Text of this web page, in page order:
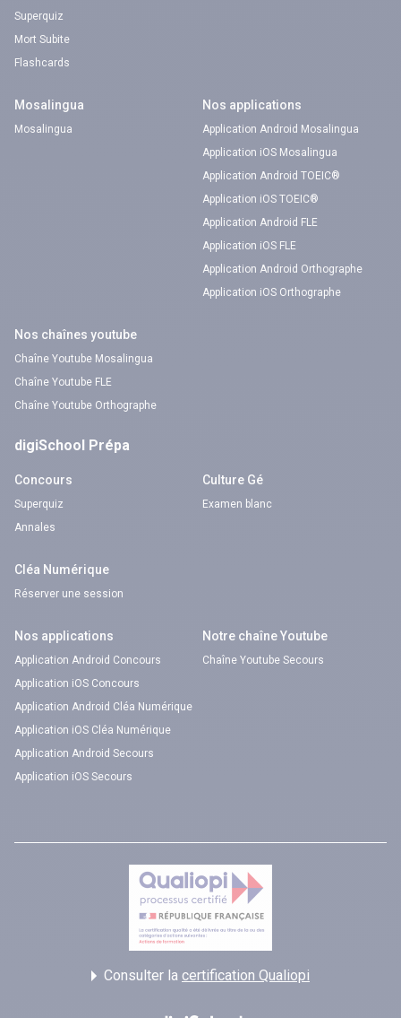
Superquiz
Mort Subite
Flashcards
Mosalingua
Mosalingua
Nos applications
Application Android Mosalingua
Application iOS Mosalingua
Application Android TOEIC®
Application iOS TOEIC®
Application Android FLE
Application iOS FLE
Application Android Orthographe
Application iOS Orthographe
Nos chaînes youtube
Chaîne Youtube Mosalingua
Chaîne Youtube FLE
Chaîne Youtube Orthographe
digiSchool Prépa
Concours
Superquiz
Annales
Culture Gé
Examen blanc
Cléa Numérique
Réserver une session
Nos applications
Application Android Concours
Application iOS Concours
Application Android Cléa Numérique
Application iOS Cléa Numérique
Application Android Secours
Application iOS Secours
Notre chaîne Youtube
Chaîne Youtube Secours
Consulter la certification Qualiopi